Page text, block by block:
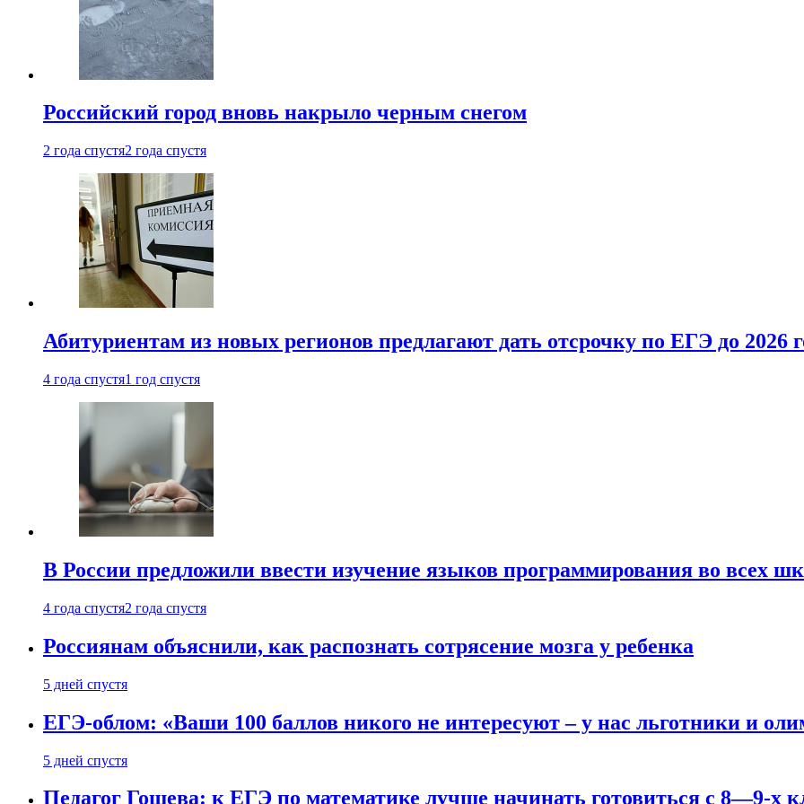
Российский город вновь накрыло черным снегом
2 года спустя2 года спустя
Абитуриентам из новых регионов предлагают дать отсрочку по ЕГЭ до 2026
4 года спустя1 год спустя
В России предложили ввести изучение языков программирования во всех
4 года спустя2 года спустя
Россиянам объяснили, как распознать сотрясение мозга у ребенка
5 дней спустя
ЕГЭ-облом: «Ваши 100 баллов никого не интересуют – у нас льготники и
5 дней спустя
Педагог Гошева: к ЕГЭ по математике лучше начинать готовиться с 8—9-х